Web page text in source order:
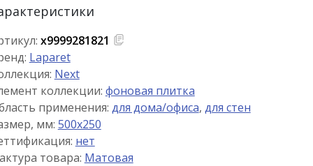
х9999281821
Laparet
Next
коллекции: фоновая плитка
применения: для дома/офиса, для стен
мм: 500x250
нет
товара: Матовая